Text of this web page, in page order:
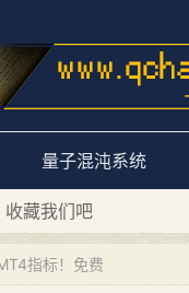
量子混沌系统
混沌系统”
藏我们吧
指标！免费